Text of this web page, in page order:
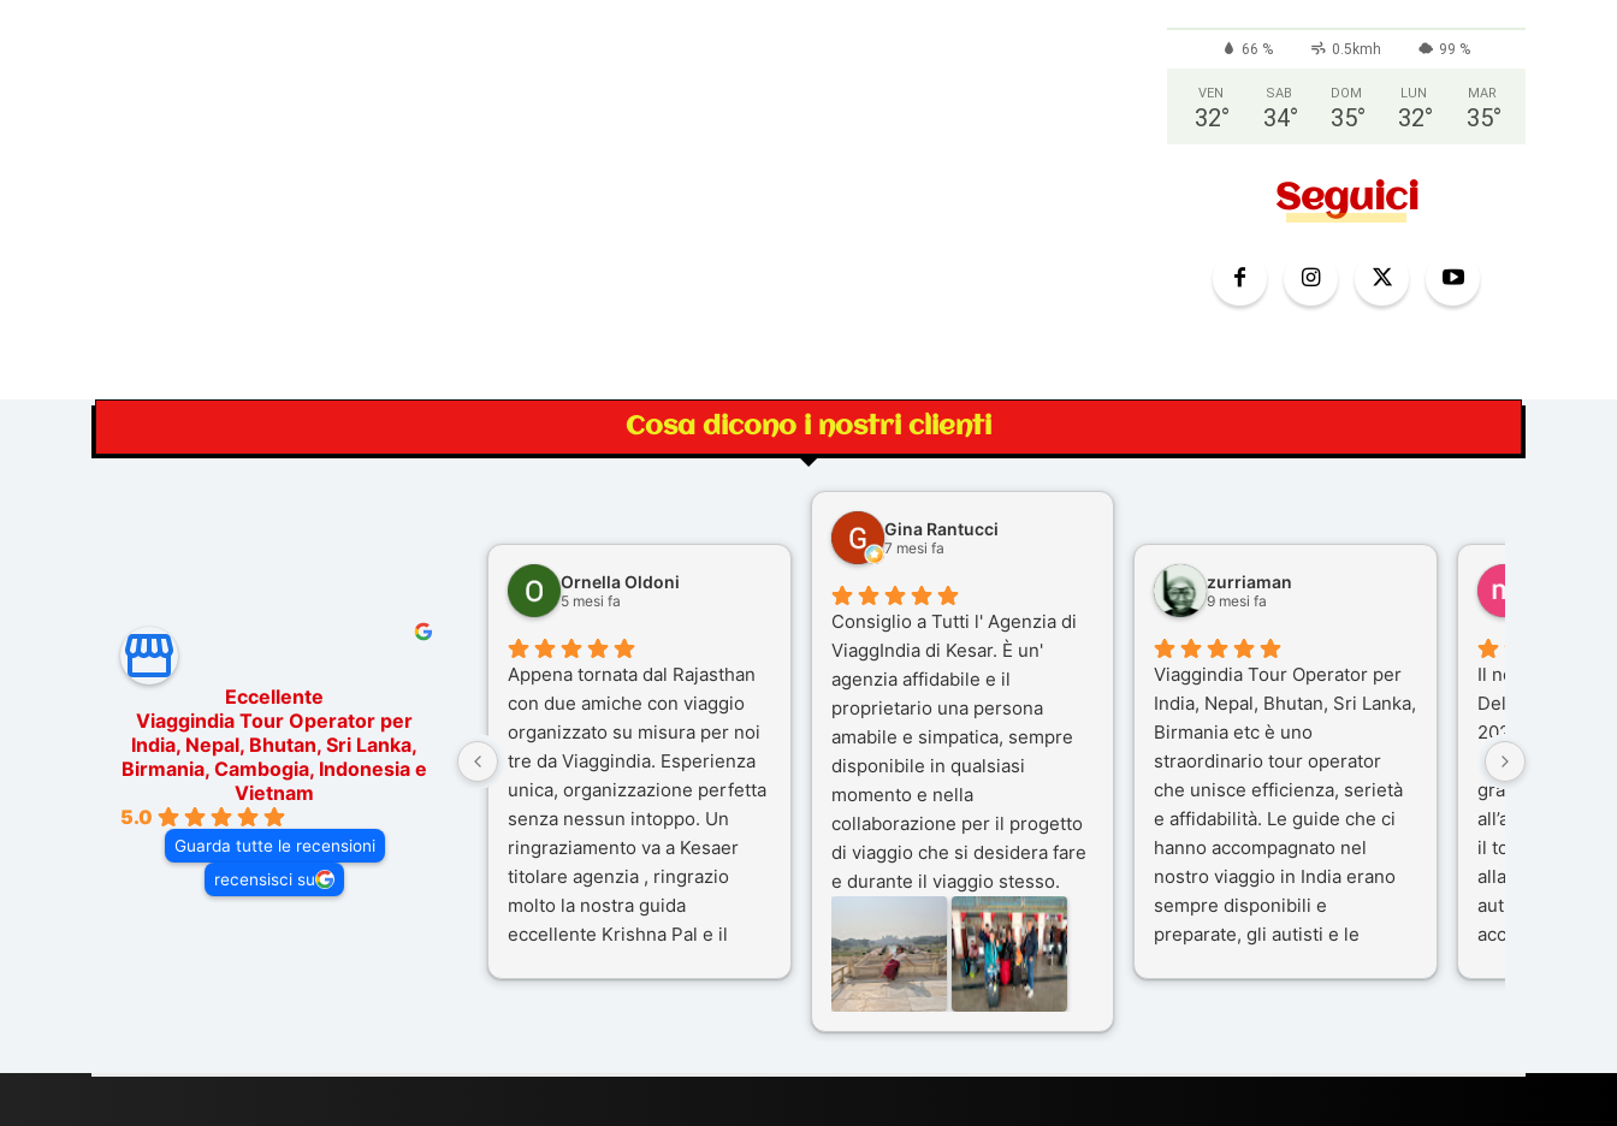
66 % 0.5kmh 99 %
VEN
32°
SAB
34°
DOM
35°
LUN
32°
MAR
35°
Seguici
Cosa dicono i nostri clienti
Eccellente
Viaggindia Tour Operator per
India, Nepal, Bhutan, Sri Lanka,
Birmania, Cambogia, Indonesia e
Vietnam
5.0
Guarda tutte le recensioni
recensisci su
Ornella Oldoni
5 mesi fa
Appena tornata dal Rajasthan
con due amiche con viaggio
organizzato su misura per noi
tre da Viaggindia. Esperienza
unica, organizzazione perfetta
senza nessun intoppo. Un
ringraziamento va a Kesaer
titolare agenzia , ringrazio
molto la nostra guida
eccellente Krishna Pal e il
consiglio questa agenzia
Gina Rantucci
7 mesi fa
Consiglio a Tutti l' Agenzia di
ViaggIndia di Kesar. È un'
agenzia affidabile e il
proprietario una persona
amabile e simpatica, sempre
disponibile in qualsiasi
momento e nella
collaborazione per il progetto
di viaggio che si desidera fare
e durante il viaggio stesso.
Siamo stati 3 settimane in
India a novembre 2025, 5
amici e il viaggio alla scoperta
del Rajasthan e Varanasi è
stato bellissimo: grazie alla
ai servizi dell' Agenzia con
zurriaman
9 mesi fa
Viaggindia Tour Operator per
India, Nepal, Bhutan, Sri Lanka,
Birmania etc è uno
straordinario tour operator
che unisce efficienza, serietà
e affidabilità. Le guide che ci
hanno accompagnato nel
nostro viaggio in India erano
sempre disponibili e
preparate, gli autisti e le
livello e di grande
Il nostro
Delhi e
2025), è stata
che porteremo
gran parte del
all’agenzia che
il tour con cura
alla nostra
autista che ci
accompagnati